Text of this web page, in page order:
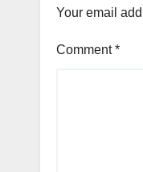
Your email
Comment*